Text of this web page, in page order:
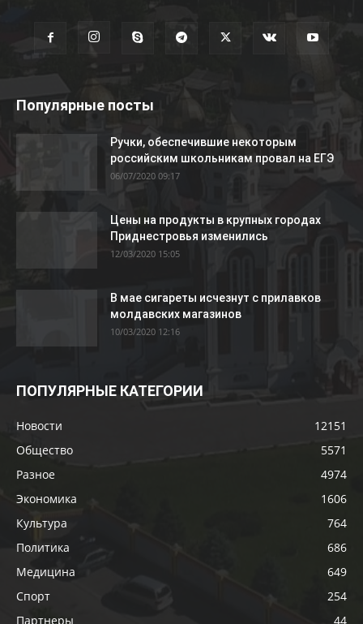
Популярные посты
Ручки, обеспечившие некоторым
российским школьникам провал на ЕГЭ
06/07/2020 09:17
Цены на продукты в крупных городах
Приднестровья изменились
12/03/2020 15:05
В мае сигареты исчезнут с прилавков
молдавских магазинов
10/03/2020 12:16
ПОПУЛЯРНЫЕ КАТЕГОРИИ
Новости
12151
Общество
5571
Разное
4974
Экономика
1606
Культура
764
Политика
686
Медицина
649
Спорт
254
Партнеры
44